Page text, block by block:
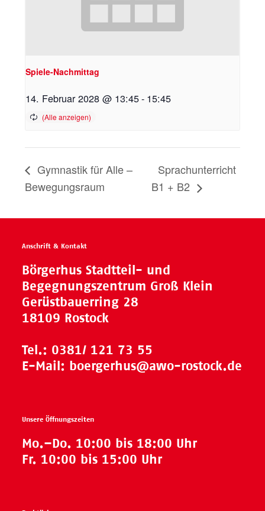
Spiele-Nachmittag
14. Februar 2028 @ 13:45- 15:45
Gymnastik für Alle –
Bewegungsraum
Sprachunterricht
B1 + B2
Anschrift & Kontakt
Börgerhus Stadtteil- und
Begegnungszentrum Groß Klein
Gerüstbauerring 28
18109 Rostock
Tel.: 0381/ 121 73 55
E-Mail: boergerhus@awo-rostock.de
Unsere Öffnungszeiten
Mo.–Do. 10:00 bis 18:00 Uhr
Fr. 10:00 bis 15:00 Uhr